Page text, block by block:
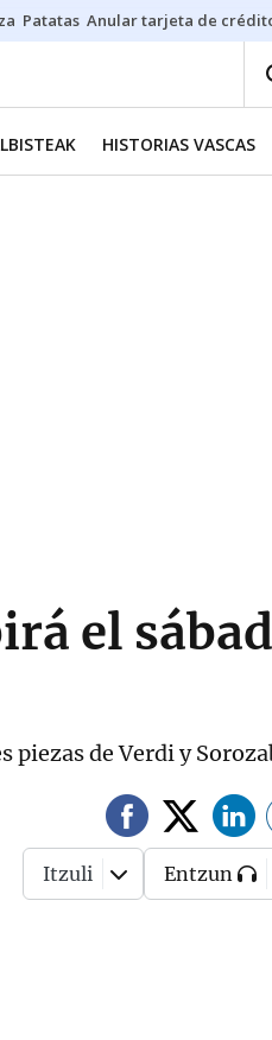
Patatas Anular tarjeta de
HISTORIAS VASCAS
el
piezas de Verdi y
Itzuli Entzun